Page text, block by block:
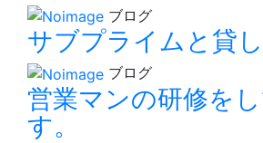
ブログ
サブプライムと貸
ブログ
営業マンの研修を
す。